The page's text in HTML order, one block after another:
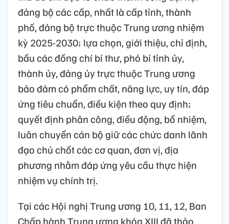
đảng bộ các cấp, nhất là cấp tỉnh, thành
phố, đảng bộ trực thuộc Trung ương nhiệm
kỳ 2025-2030; lựa chọn, giới thiệu, chỉ định,
bầu các đồng chí bí thư, phó bí tỉnh ủy,
thành ủy, đảng ủy trực thuộc Trung ương
bảo đảm có phẩm chất, năng lực, uy tín, đáp
ứng tiêu chuẩn, điều kiện theo quy định;
quyết định phân công, điều động, bổ nhiệm,
luân chuyển cán bộ giữ các chức danh lãnh
đạo chủ chốt các cơ quan, đơn vị, địa
phương nhằm đáp ứng yêu cầu thực hiện
nhiệm vụ chính trị.
Tại các Hội nghị Trung ương 10, 11, 12, Ban
Chấp hành Trung ương khóa XIII đã thảo